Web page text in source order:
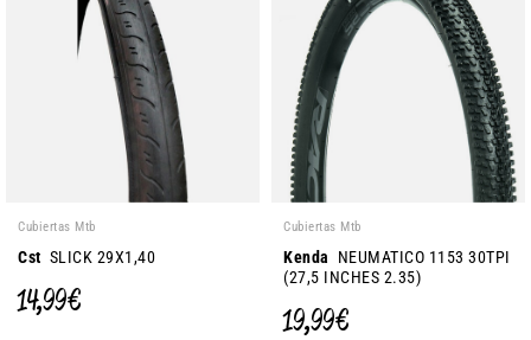
Cubiertas Mtb
Cst SLICK 29X1,40
14,99 €
Cubiertas Mtb
Kenda NEUMATICO 1153 30TPI
(27,5 INCHES 2.35)
19,99 €